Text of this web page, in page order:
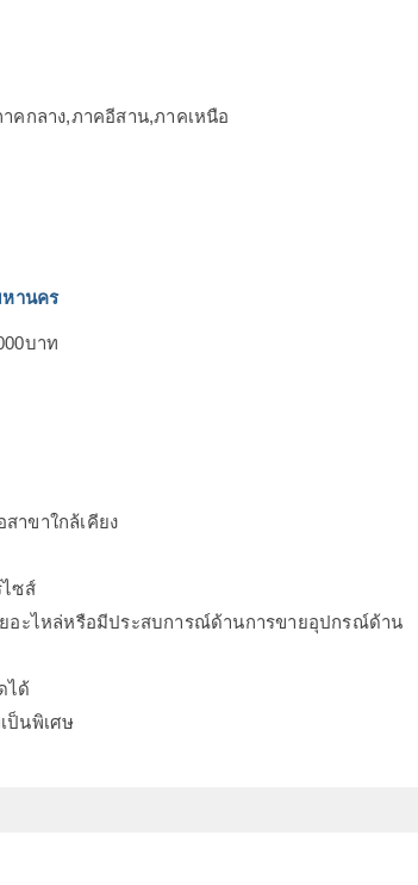
คกลาง,ภาคอีสาน,ภาคเหนือ
หานคร
บาท
าขาใกล้เคียง
ซส์
อะไหล่หรือมีประสบการณ์ด้านการขายอุปกรณ์ด้าน
ได้
ป็นพิเศษ